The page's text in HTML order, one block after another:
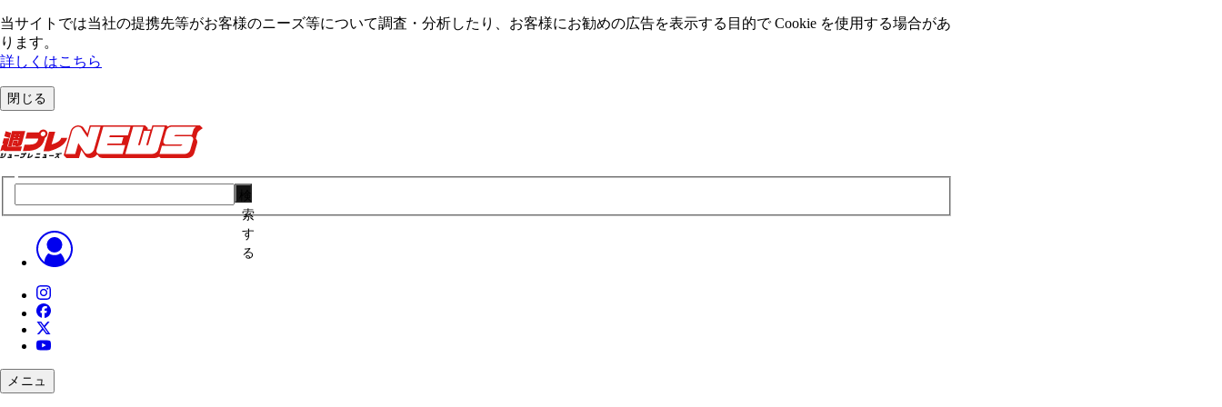
当サイトでは当社の提携先等がお客様のニーズ等について調査・分析したり、お客様にお勧めの広告を表⽰する⽬的で Cookie を使⽤する場合があ
ります。
詳しくはこちら
閉じる
索
す
る
メニュ